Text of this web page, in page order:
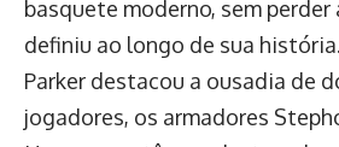
basquete moderno, sem perder
definiu ao longo de sua
Parker destacou a ousadia de
jogadores, os armadores